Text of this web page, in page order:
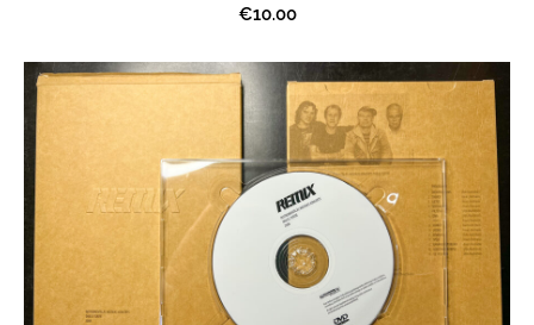
€10.00